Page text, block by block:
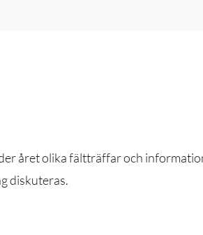
året olika fältträffar och
diskuteras.